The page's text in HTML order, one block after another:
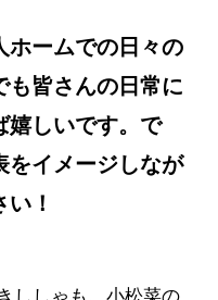
ホームでの日々の
も皆さんの日常に
嬉しいです。で
をイメージしなが
！